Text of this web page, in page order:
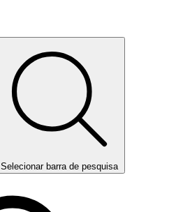
Selecionar barra de pesquisa